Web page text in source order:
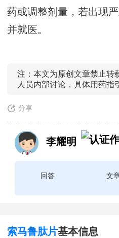
药或调整剂量，若出现
并就医。
注：本文为原创文章禁止转
人员内部讨论，具体用药指
分享
李耀明
回答 文
索马鲁肽片基本信息